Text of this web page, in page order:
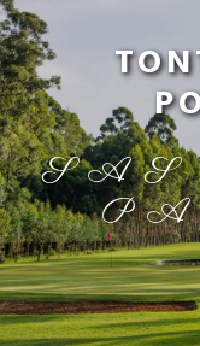
TONTE PELOUSE
SAS SACHOT